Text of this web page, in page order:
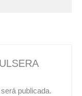
publicada.